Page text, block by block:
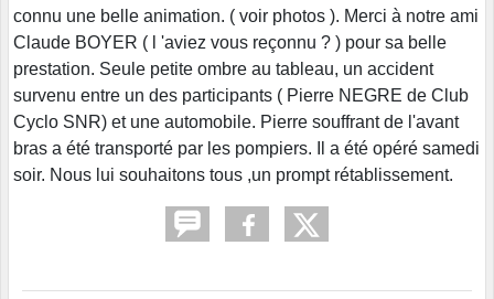
connu une belle animation. ( voir photos ). Merci à notre ami
Claude BOYER ( l 'aviez vous reçonnu ? ) pour sa belle
prestation. Seule petite ombre au tableau, un accident
survenu entre un des participants ( Pierre NEGRE de Club
Cyclo SNR) et une automobile. Pierre souffrant de l'avant
bras a été transporté par les pompiers. Il a été opéré samedi
soir. Nous lui souhaitons tous ,un prompt rétablissement.